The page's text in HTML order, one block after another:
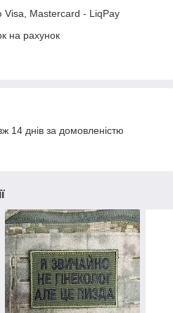
Visa, Mastercard - LiqPay
на рахунок
14 днів за домовленістю